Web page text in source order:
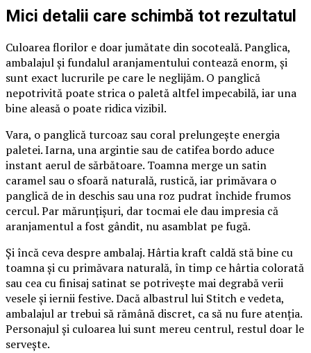
Mici detalii care schimbă tot rezultatul
Culoarea florilor e doar jumătate din socoteală. Panglica,
ambalajul și fundalul aranjamentului contează enorm, și
sunt exact lucrurile pe care le neglijăm. O panglică
nepotrivită poate strica o paletă altfel impecabilă, iar una
bine aleasă o poate ridica vizibil.
Vara, o panglică turcoaz sau coral prelungește energia
paletei. Iarna, una argintie sau de catifea bordo aduce
instant aerul de sărbătoare. Toamna merge un satin
caramel sau o sfoară naturală, rustică, iar primăvara o
panglică de in deschis sau una roz pudrat închide frumos
cercul. Par mărunțișuri, dar tocmai ele dau impresia că
aranjamentul a fost gândit, nu asamblat pe fugă.
Și încă ceva despre ambalaj. Hârtia kraft caldă stă bine cu
toamna și cu primăvara naturală, în timp ce hârtia colorată
sau cea cu finisaj satinat se potrivește mai degrabă verii
vesele și iernii festive. Dacă albastrul lui Stitch e vedeta,
ambalajul ar trebui să rămână discret, ca să nu fure atenția.
Personajul și culoarea lui sunt mereu centrul, restul doar le
servește.